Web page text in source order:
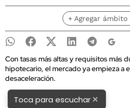
+ Agregar ámbito
Con tasas más altas y requisitos más
hipotecario, el mercado ya empieza a
desaceleración.
Toca para escuchar×